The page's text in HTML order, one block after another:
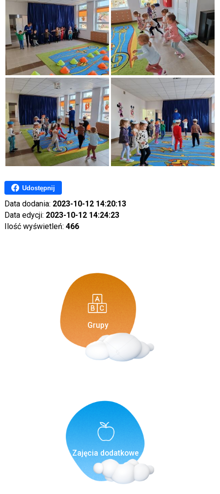
Udostępnij
Data dodania: 2023-10-12 14:20:13
Data edycji: 2023-10-12 14:24:23
Ilość wyświetleń: 466
Grupy
Zajęcia dodatkowe